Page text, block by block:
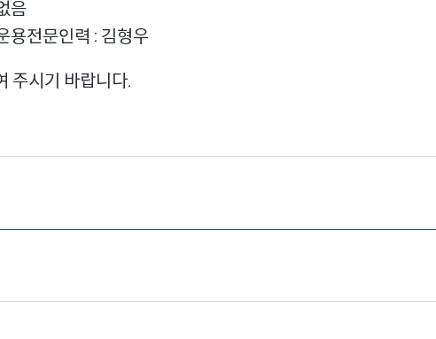
음
용전문인력 : 김형우
주시기 바랍니다.